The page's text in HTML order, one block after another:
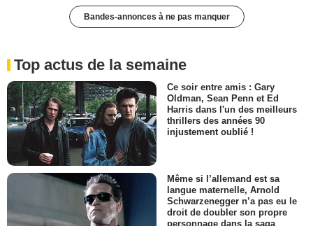
Bandes-annonces à ne pas manquer
Top actus de la semaine
Ce soir entre amis : Gary
Oldman, Sean Penn et Ed
Harris dans l'un des meilleurs
thrillers des années 90
injustement oublié !
Même si l’allemand est sa
langue maternelle, Arnold
Schwarzenegger n’a pas eu le
droit de doubler son propre
personnage dans la saga